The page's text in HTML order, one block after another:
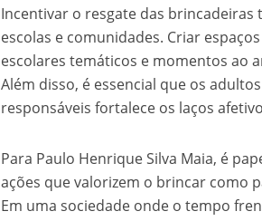
Incentivar o resgate das
escolas e comunidades. Criar
escolares temáticos e momentos ao
Além disso, é essencial que os
responsáveis fortalece os laços
Para Paulo Henrique Silva Maia, é
ações que valorizem o brincar como
Em uma sociedade onde o tempo